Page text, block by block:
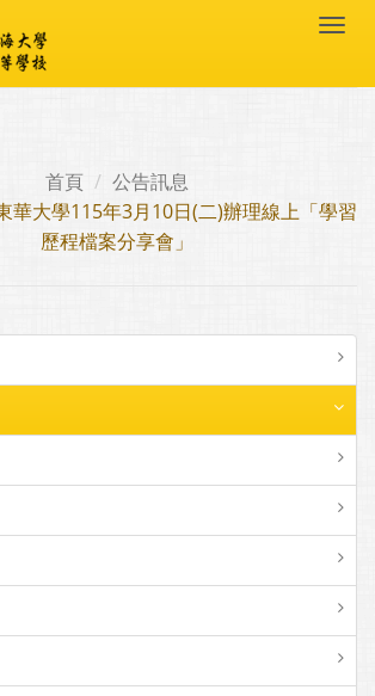
首頁
公告訊息
華大學115年3月10日(二)辦理線上「學習
歷程檔案分享會」